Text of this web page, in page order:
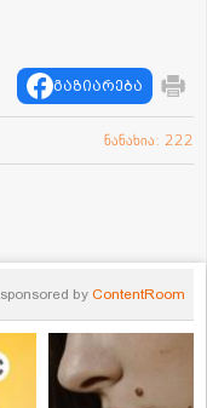
გაზიარება
ნანახია: 222
sponsored by ContentRoom